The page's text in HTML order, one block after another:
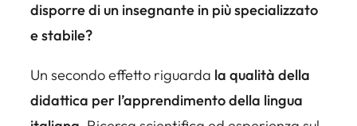
disporre di un insegnante in più specializzato
e stabile?
Un secondo effetto riguarda la qualità della
didattica per l’apprendimento della lingua